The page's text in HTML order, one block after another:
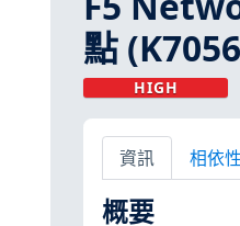
點
HIGH
資訊 相依性
概要